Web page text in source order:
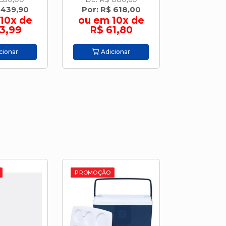
de
Por: R$ 745,90
ou em 10x de
R$ 74,59
Adicionar
PROMOÇÃO